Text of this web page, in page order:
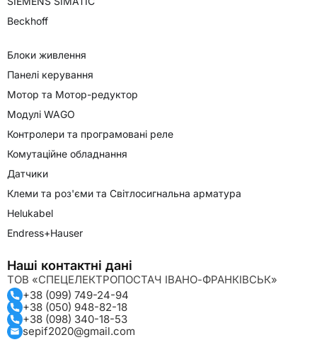
Beckhoff
Блоки живлення
Панелі керування
Мотор та Мотор-редуктор
Модулі WAGO
Контролери та програмовані реле
Комутаційне обладнання
Датчики
Клеми та роз'єми та Світлосигнальна арматура
Helukabel
Endress+Hauser
Наші контактні дані
ТОВ «СПЕЦЕЛЕКТРОПОСТАЧ ІВАНО-ФРАНКІВСЬК»
+38 (099) 749-24-94
+38 (050) 948-82-18
+38 (098) 340-18-53
sepif2020@gmail.com